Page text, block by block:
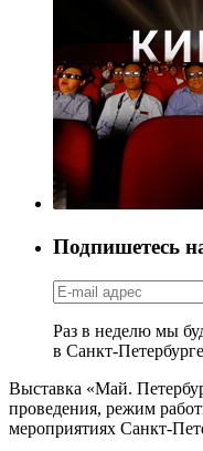
Подпишетесь
Раз в неделю мы
в Санкт-
Выставка «Май.
проведения, режим
мероприятиях Санкт-